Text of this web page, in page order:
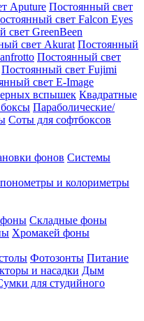
Aputure Постоянный свет
свет Falcon Eyes
свет GreenBeen
свет Akurat Постоянный
Постоянный свет
Постоянный свет Fujimi
свет E-Image
вспышек Квадратные
Параболические/
Соты для софтбоксов
фонов Системы
и колориметры
Складные фоны
Хромакей фоны
Фотозонты Питание
и насадки Дым
для студийного